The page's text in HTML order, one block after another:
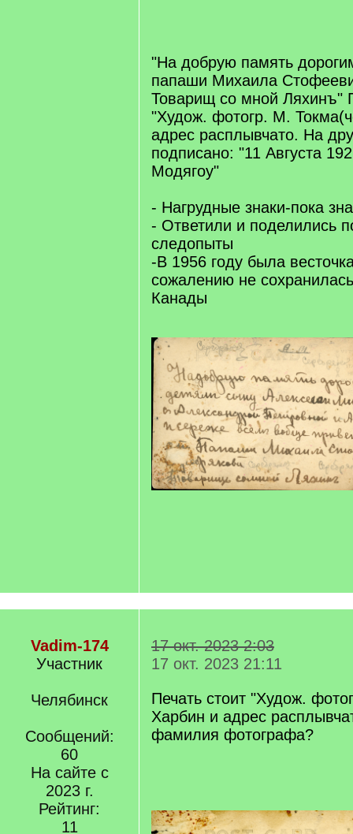
"На добрую память
папаши Михаила
Товарищ со мной Ляхинъ"
"Худож. фотогр. М.
адрес расплывчато. На
подписано: "11 Августа
Модягоу"
- Нагрудные знаки-пока
- Ответили и поделились
следопыты
-В 1956 году была
сожалению не
Канады
Vadim-174
Участник
Челябинск
Сообщений:
60
На сайте с
2023 г.
Рейтинг:
11
17 окт. 2023 2:03
17 окт. 2023 21:11
Печать стоит "Худож.
Харбин и адрес
фамилия фотографа?